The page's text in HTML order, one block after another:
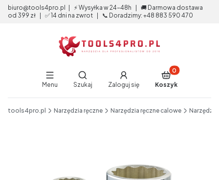
biuro@tools4pro.pl | ⚡ Wysyłka w 24-48h | 🚚 Darmowa dostawa
od 399 zł | ✅ 14 dni na zwrot | 📞 Doradzimy: +48 883 590 470
Menu
Otwórz wyszukiwarkę
Szukaj Zaloguj się
Produkty w
Koszyk
tools4pro.pl Narzędzia ręczne Narzędzia ręczne calowe